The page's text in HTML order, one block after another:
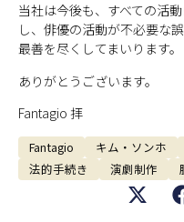
当社は今後も、すべての活
し、俳優の活動が不必要な
最善を尽くしてまいります。
ありがとうございます。
Fantagio 拝
Fantagio キム・ソンホ
法的手続き
演劇制作